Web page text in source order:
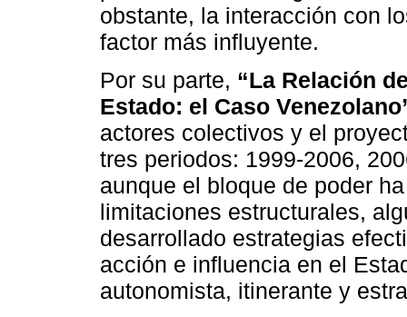
obstante, la interacción con
factor más influyente.
Por su parte, “La Relación
Estado: el Caso
actores colectivos y el
tres periodos: 1999-2006,
aunque el bloque de poder
limitaciones estructurales,
desarrollado estrategias
acción e influencia en el
autonomista, itinerante y